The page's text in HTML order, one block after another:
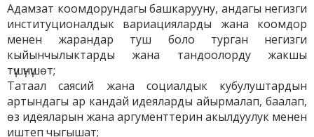
Адамзат коомдорундагы башкарууну, андагы негизги
институционалдык вариацияларды жана коомдор
менен жарандар туш боло турган негизги
кыйынчылыктарды жана тандоолорду жакшы
түшүнүшөт;
Татаал саясий жана социалдык кубулуштардын
артындагы ар кандай идеяларды айырмалап, баалап,
өз идеяларын жана аргументтерин акылдуулук менен
иштеп чыгышат;